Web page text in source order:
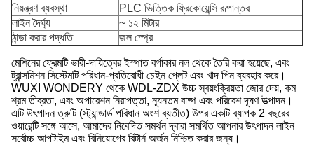
নিয়ন্ত্রণ ব্যবস্থা
PLC ভিত্তিক ফ্রিকোয়েন্সি রূপান্তর
লাইন দৈর্ঘ্য
~ ১২ মিটার
ঠান্ডা করার পদ্ধতি
জল স্প্রে
মেশিনের ফ্রেমটি ভারী-দায়িত্বের ইস্পাত বর্গাকার নল থেকে তৈরি করা হয়েছে, এবং
ট্রান্সমিশন সিস্টেমটি পরিধান-প্রতিরোধী চেইন প্লেট এবং খাদ পিন ব্যবহার করে।
WUXI WONDERY থেকে WDL-ZDX উচ্চ স্বয়ংক্রিয়তা জোর দেয়, কম
শ্রম তীব্রতা, এবং অপারেশন নিরাপত্তা, ন্যূনতম বাষ্প এবং পরিবেশ দূষণ উত্পাদন।
এটি উৎপাদন ত্রুটি (স্ট্যান্ডার্ড পরিধান অংশ ব্যতীত) উপর একটি ব্যাপক 2 বছরের
ওয়ারেন্টি সঙ্গে আসে, আমাদের নিবেদিত সমর্থন দ্বারা সমর্থিত আপনার উৎপাদন লাইন
সর্বোচ্চ আপটাইম এবং বিনিয়োগের রিটার্ন অর্জন নিশ্চিত করার জন্য।